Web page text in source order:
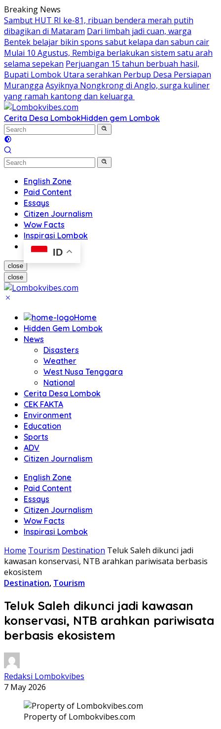
Skip
to
content
Breaking News
Sambut HUT RI ke-81, ribuan bendera merah putih
dibagikan di Mataram Dari limbah jadi cuan, warga
Bentek belajar bikin spons sabut kelapa dan sabun cair
Mulai 10 Agustus, Rembiga berlakukan sistem satu arah
selama sepekan Perjuangan 15 tahun berbuah hasil,
Bupati Lombok Utara serahkan Perbup Desa Persiapan
Murangga Asyiknya Nongkrong di Anglo, surga kuliner
yang ramah kantong dan keluarga
Cerita Desa LombokHidden gem Lombok
English Zone
Paid Content
Essays
Citizen Journalism
Wow Facts
Inspirasi Lombok
ID
close
close
Home
Hidden Gem Lombok
News
Disasters
Weather
West Nusa Tenggara
National
Cerita Desa Lombok
CEK FAKTA
Environment
Education
Sports
ADV
Citizen Journalism
English Zone
Paid Content
Essays
Citizen Journalism
Wow Facts
Inspirasi Lombok
Home Tourism Destination Teluk Saleh dikunci jadi
kawasan konservasi, NTB arahkan pariwisata berbasis
ekosistem
Destination, Tourism
Teluk Saleh dikunci jadi kawasan
konservasi, NTB arahkan pariwisata
berbasis ekosistem
Redaksi Lombokvibes
7 May 2026
Property of Lombokvibes.com